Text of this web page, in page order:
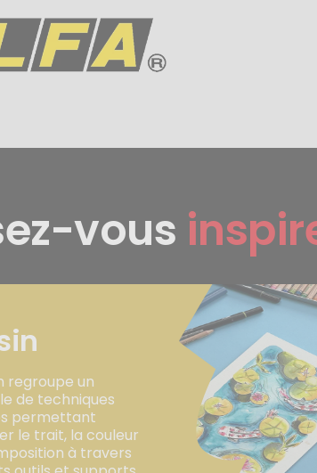
vous
regroupe un
de techniques
permettant
le trait, la couleur
à travers